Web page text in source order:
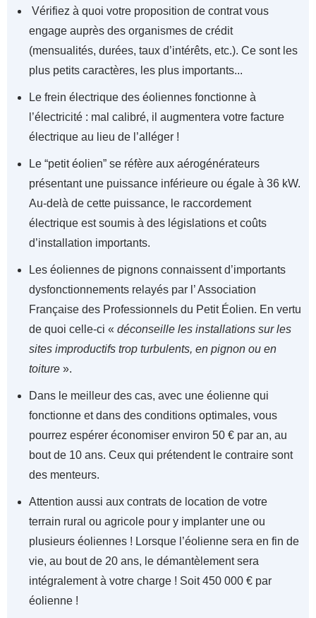
Vérifiez à quoi votre proposition de contrat vous
engage auprès des organismes de crédit
(mensualités, durées, taux d’intérêts, etc.). Ce sont les
plus petits caractères, les plus importants...
Le frein électrique des éoliennes fonctionne à
l’électricité : mal calibré, il augmentera votre facture
électrique au lieu de l’alléger !
Le “petit éolien” se réfère aux aérogénérateurs
présentant une puissance inférieure ou égale à 36 kW.
Au-delà de cette puissance, le raccordement
électrique est soumis à des législations et coûts
d’installation importants.
Les éoliennes de pignons connaissent d’importants
dysfonctionnements relayés par l’ Association
Française des Professionnels du Petit Éolien. En vertu
de quoi celle-ci « déconseille les installations sur les
sites improductifs trop turbulents, en pignon ou en
toiture ».
Dans le meilleur des cas, avec une éolienne qui
fonctionne et dans des conditions optimales, vous
pourrez espérer économiser environ 50 € par an, au
bout de 10 ans. Ceux qui prétendent le contraire sont
des menteurs.
Attention aussi aux contrats de location de votre
terrain rural ou agricole pour y implanter une ou
plusieurs éoliennes ! Lorsque l’éolienne sera en fin de
vie, au bout de 20 ans, le démantèlement sera
intégralement à votre charge ! Soit 450 000 € par
éolienne !